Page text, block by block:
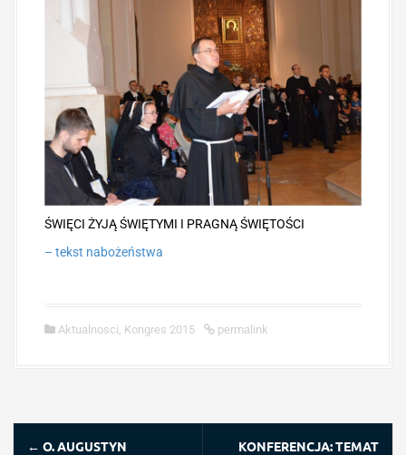
ŚWIĘCI ŻYJĄ ŚWIĘTYMI I PRAGNĄ ŚWIĘTOŚCI
– tekst nabożeństwa
Aktualnosci Kongres 2015 permalink
← O. AUGUSTYN
KONFERENCJA: TEMAT